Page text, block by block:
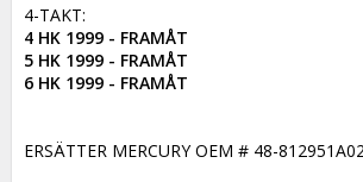
4 HK 1999 - FRAMÅT
5 HK 1999 - FRAMÅT
6 HK 1999 - FRAMÅT
ERSÄTTER MERCURY OEM # 48-812951A02